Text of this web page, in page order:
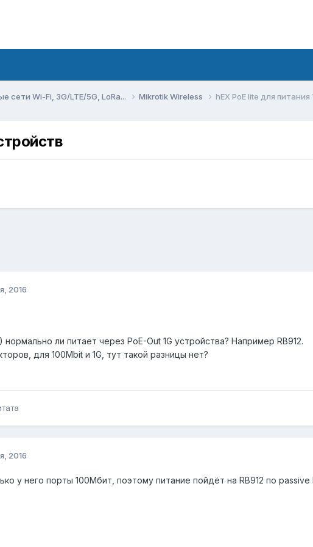
сети Wi-Fi, 3G/LTE/5G, LoRa... Mikrotik Wireless hEX PoE lite для питания
2016
нормально ли питает через PoE-Out 1G устройства? Например RB912.
для 100Mbit и 1G, тут такой разницы нет?
2016
у него порты 100Мбит, поэтому питание пойдёт на RB912 по passive